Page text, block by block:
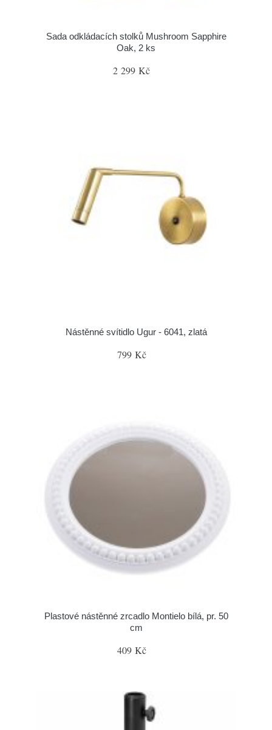
Sada odkládacích stolků Mushroom Sapphire
Oak, 2 ks
2 299 Kč
Nástěnné svítidlo Ugur - 6041, zlatá
799 Kč
Plastové nástěnné zrcadlo Montielo bílá, pr. 50
cm
409 Kč